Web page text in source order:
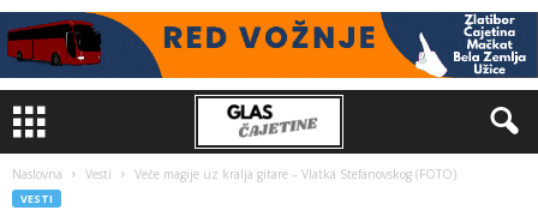
Naslovna Vesti Veče magije uz kralja gitare – Vlatka Stefanovskog (FOTO)
VESTI